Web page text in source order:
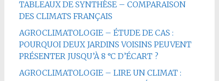
TABLEAUX DE SYNTHÈSE – COMPARAISON
DES CLIMATS FRANÇAIS
AGROCLIMATOLOGIE – ÉTUDE DE CAS :
POURQUOI DEUX JARDINS VOISINS PEUVENT
PRÉSENTER JUSQU’À 8 °C D’ÉCART ?
AGROCLIMATOLOGIE – LIRE UN CLIMAT :